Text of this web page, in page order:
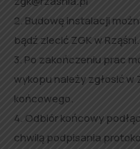
2. Budowę instalacji
bądź zlecić ZGK w Rząśni.
3. Po zakończeniu prac
wykopu należy zgłosić w
końcowego.
4. Odbiór końcowy
chwilą podpisania